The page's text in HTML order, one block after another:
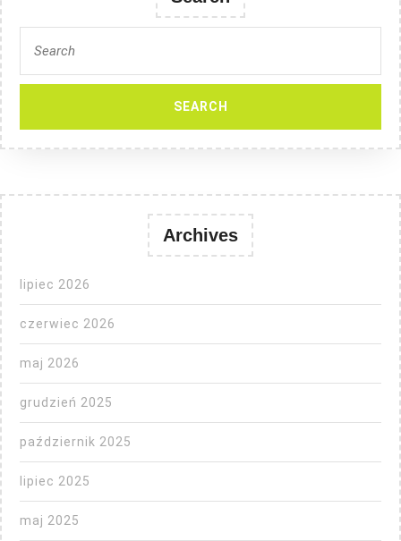
for:
Archives
lipiec 2026
czerwiec 2026
maj 2026
grudzień 2025
październik 2025
lipiec 2025
maj 2025